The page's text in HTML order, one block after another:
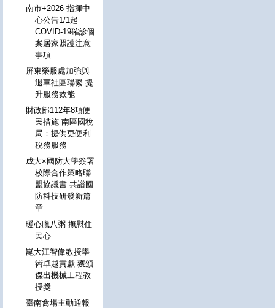
南市+2026 指揮中
心公告1/1起
COVID-19確診個
案居家照護注意
事項
屏東榮服處加強與
退軍社團聯繫 提
升服務效能
財政部112年8項便
民措施 南區國稅
局：提供更便利
稅務服務
成大×國防大學簽署
校際合作策略聯
盟協議書 共譜國
防科技研發新篇
章
暖心臘八粥 撫慰住
民心
崑大江智偉教授學
術卓越貢獻 獲頒
傑出機械工程教
授獎
臺南禽場主動通報